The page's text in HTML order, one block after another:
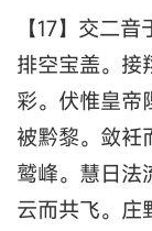
【17】交二
排空宝盖。接
彩。伏惟皇帝
被黔黎。敛衽
鹫峰。慧日法
云而共飞。庄